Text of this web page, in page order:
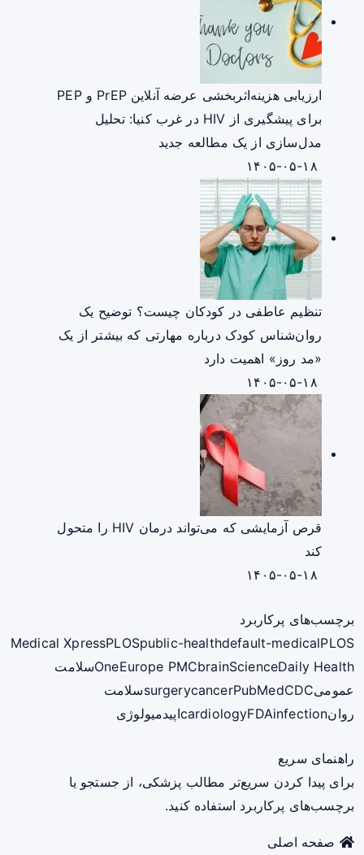
ارزیابی هزینه‌اثربخشی عرضه آنلاین PrEP و PEP
برای پیشگیری از HIV در غرب کنیا: تحلیل
مدل‌سازی از یک مطالعه جدید
تنظیم عاطفی در کودکان چیست؟ توضیح یک
روان‌شناس کودک درباره مهارتی که بیشتر از یک
«مد روز» اهمیت دارد
قرص آزمایشی که می‌تواند درمان HIV را متحول
کند
برچسب‌های پرکاربرد
Medical XpressPLOSpublic-healthdefault-medicalPLOS
OneEurope PMCbrainScienceDaily Health
سلامت
عمومی
surgerycancerPubMedCDC
سلامت
روان
cardiologyFDAinfection اپیدمیولوژی
راهنمای سریع
برای پیدا کردن سریع‌تر مطالب پزشکی، از جستجو یا
برچسب‌های پرکاربرد استفاده کنید.
صفحه اصلی